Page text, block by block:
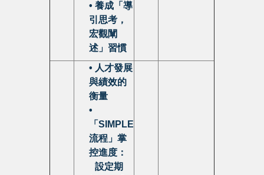
• 養成「導
引思考，
宏觀闡
述」習慣
• 人才發展
與績效的
衡量
•
「SIMPLE
流程」掌
控進度：
設定期